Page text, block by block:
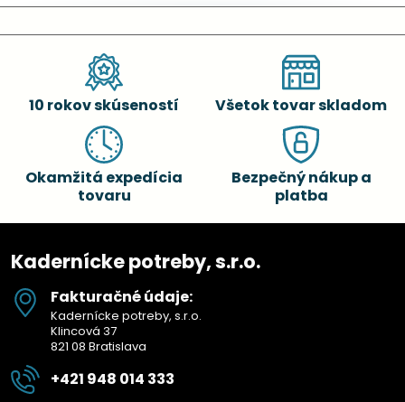
10 rokov skúseností Všetok tovar skladom
Okamžitá expedícia
tovaru
Bezpečný nákup a
platba
Kadernícke potreby, s.r.o.
Fakturačné údaje:
Kadernícke potreby, s.r.o.
Klincová 37
821 08 Bratislava
+421 948 014 333